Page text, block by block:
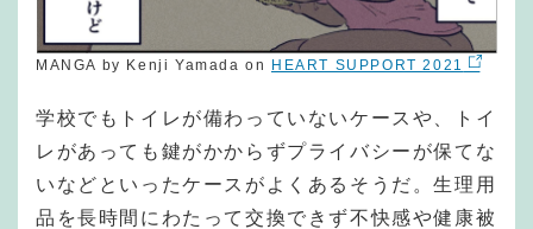
MANGA by Kenji Yamada on HEART SUPPORT 2021
学校でもトイレが備わっていないケースや、トイ
レがあっても鍵がかからずプライバシーが保てな
いなどといったケースがよくあるそうだ。生理用
品を長時間にわたって交換できず不快感や健康被